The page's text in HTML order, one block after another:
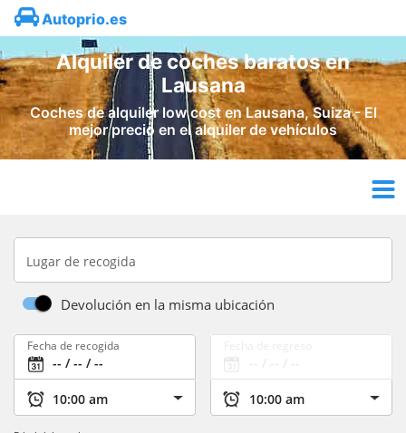
Autoprio.es
Alquiler de coches baratos en
Lausana
Coches de alquiler low cost en Lausana, Suiza - El
mejor precio en el alquiler de vehículos